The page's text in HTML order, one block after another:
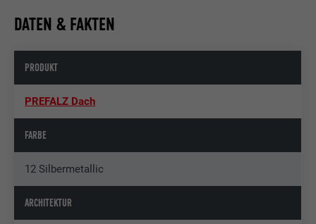
DATEN & FAKTEN
PRODUKT
PREFALZ Dach
FARBE
12 Silbermetallic
ARCHITEKTUR